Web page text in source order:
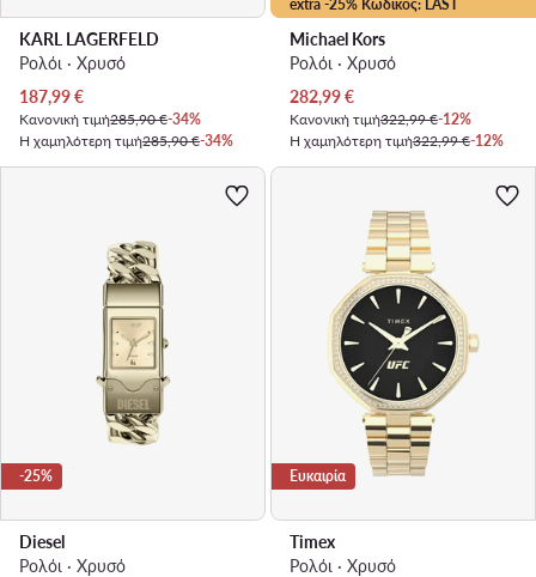
KARL LAGERFELD
Ρολόι · Χρυσό
Τρέχουσα τιμή
187,99€
Κανονική τιμή285,90 €-34%
Η χαμηλότερη τιμή285,90 €-34%
extra -25% Κωδικός: LAST
Michael Kors
Ρολόι · Χρυσό
Τρέχουσα τιμή
282,99€
Κανονική τιμή322,99 €-12%
Η χαμηλότερη τιμή322,99 €-12%
-25%
Diesel
Ρολόι · Χρυσό
Ευκαιρία
Timex
Ρολόι · Χρυσό